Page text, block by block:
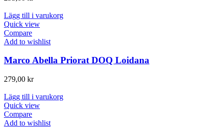
Lägg till i varukorg
Quick view
Compare
Add to wishlist
Marco Abella Priorat DOQ Loidana
279,00 kr
Lägg till i varukorg
Quick view
Compare
Add to wishlist